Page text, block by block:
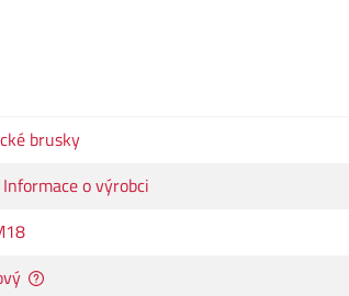
brusky
Informace o výrobci